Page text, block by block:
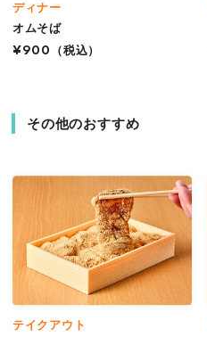
ディナー
オムそば
¥900
（税込）
その他のおすすめ
テイクアウト